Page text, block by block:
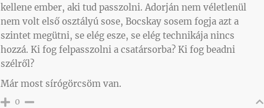
kellene ember, aki tud passzolni. Adorján nem véletlenül
nem volt első osztályú sose, Bocskay sosem fogja azt a
szintet megütni, se elég esze, se elég technikája nincs
hozzá. Ki fog felpasszolni a csatársorba? Ki fog beadni
szélről?
Már most sírógörcsöm van.
0